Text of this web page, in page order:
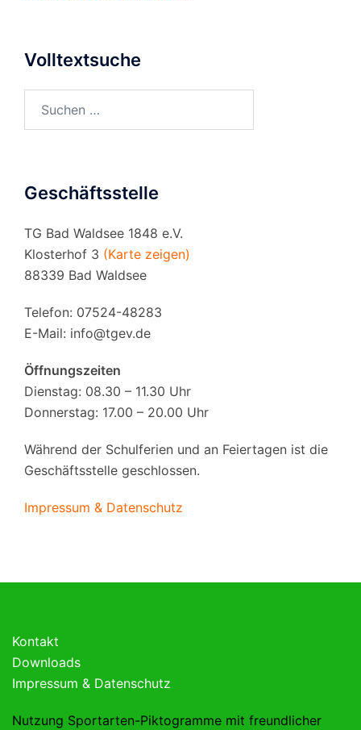
Volltextsuche
Geschäftsstelle
TG Bad Waldsee 1848 e.V.
Klosterhof 3 (Karte zeigen)
88339 Bad Waldsee
Telefon: 07524-48283
E-Mail: info@tgev.de
Öffnungszeiten
Dienstag: 08.30 – 11.30 Uhr
Donnerstag: 17.00 – 20.00 Uhr
Während der Schulferien und an Feiertagen ist die
Geschäftsstelle geschlossen.
Impressum & Datenschutz
Kontakt
Downloads
Impressum & Datenschutz
Nutzung Sportarten-Piktogramme mit freundlicher